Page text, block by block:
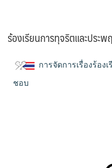
ร้องเรียนการทุจริตและประ
การจัดการเรื่องร้อง
ชอบ